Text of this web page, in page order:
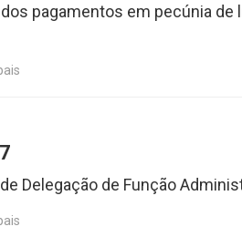
pagamentos em pecúnia
Delegação de Função